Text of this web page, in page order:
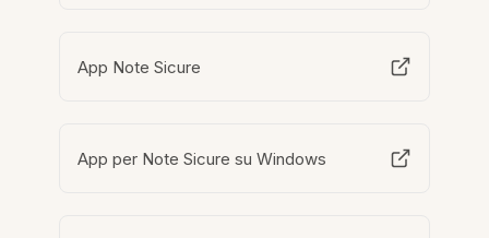
App Note Sicure
App per Note Sicure su Windows